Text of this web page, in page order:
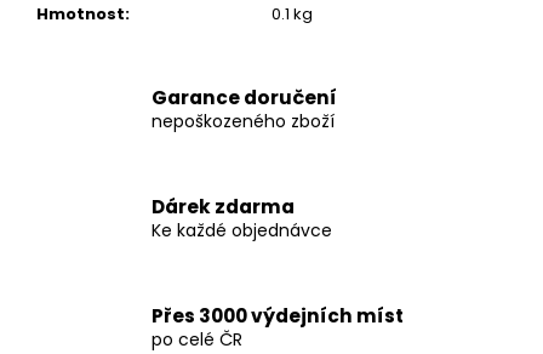
Hmotnost: 0.1 kg
Garance doručení
nepoškozeného zboží
Dárek zdarma
Ke každé objednávce
Přes 3000 výdejních míst
po celé ČR
SWISS